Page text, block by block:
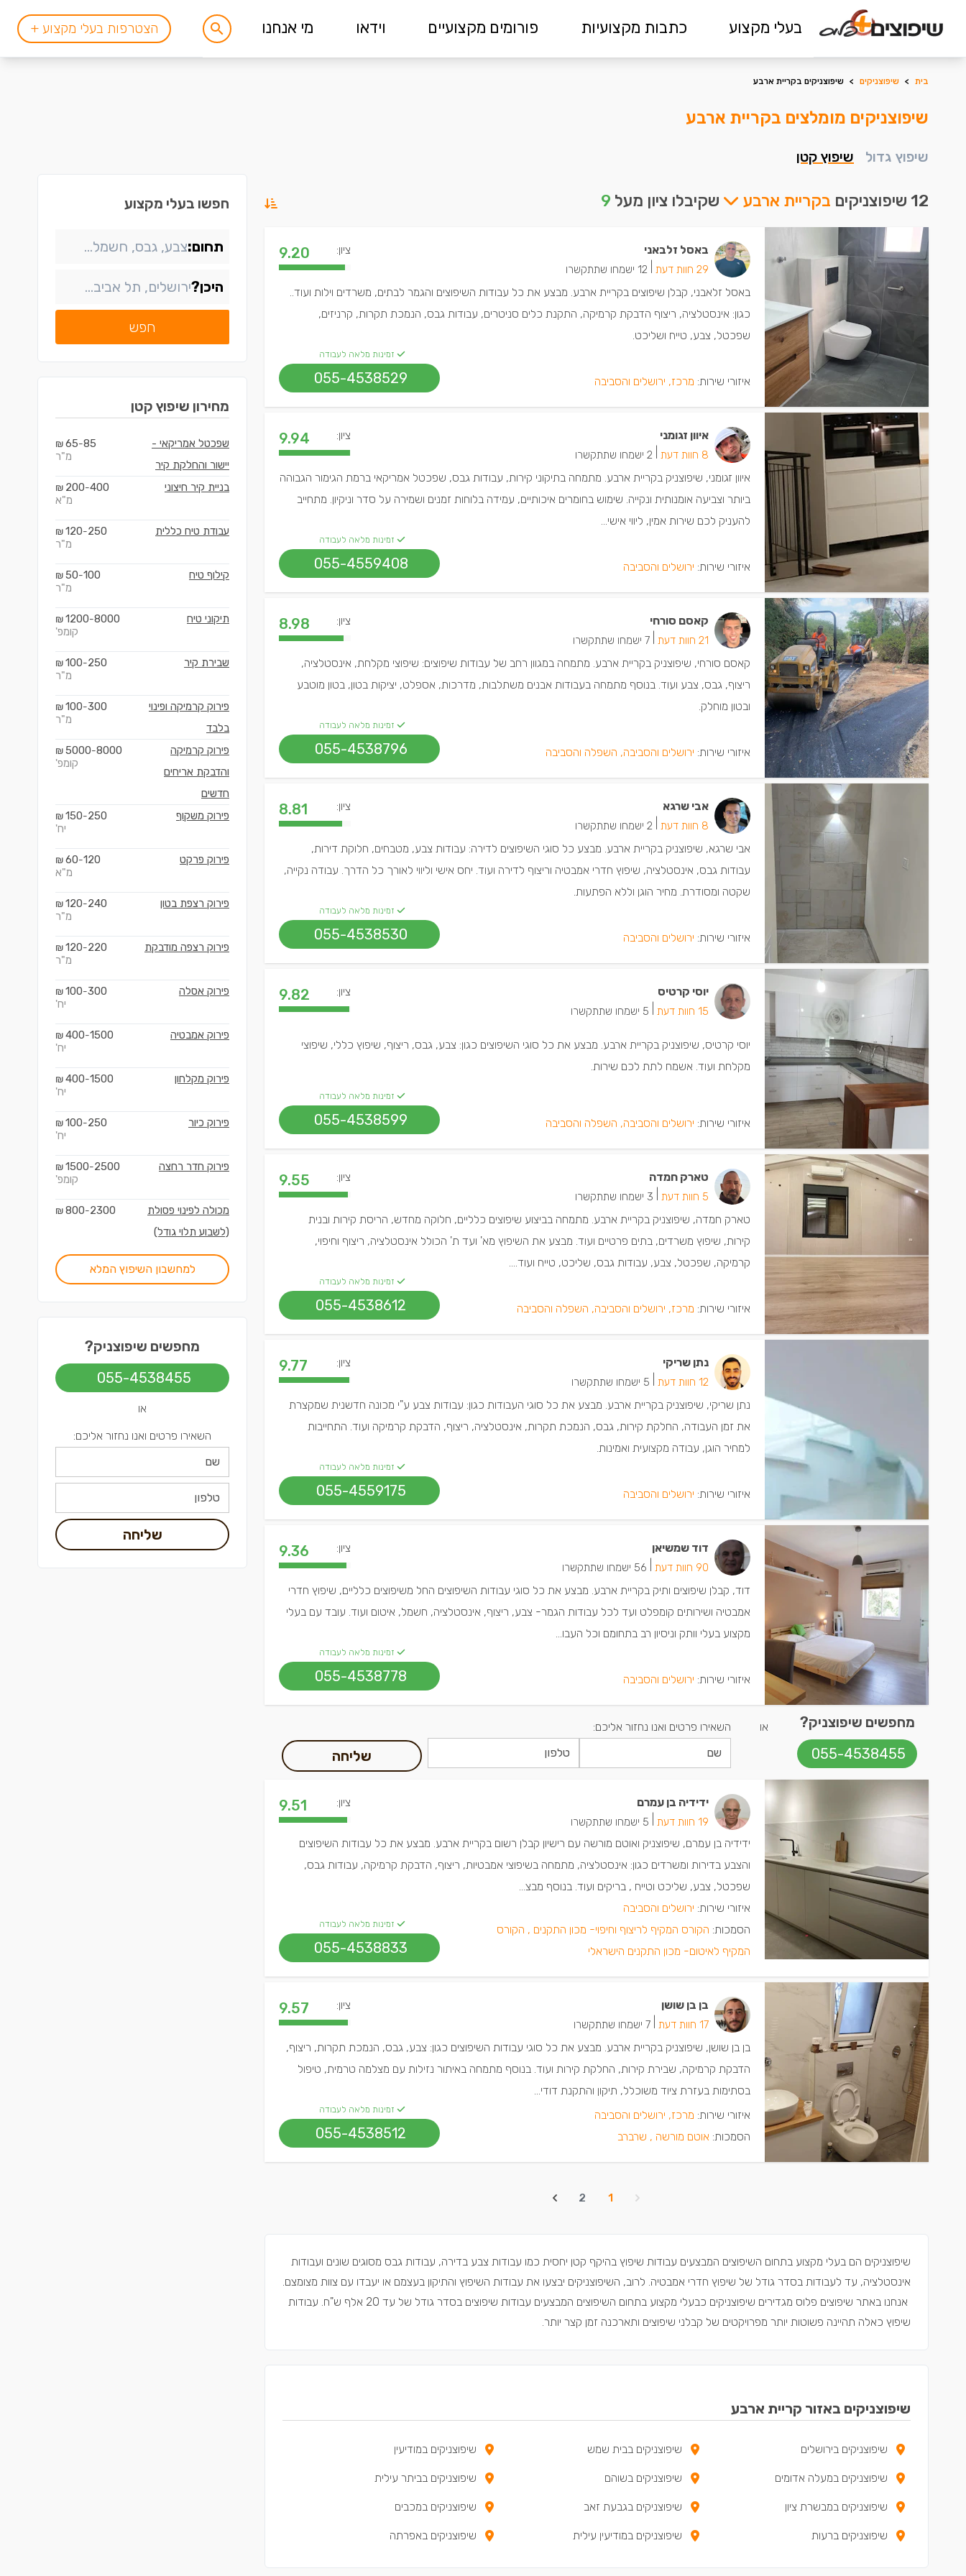
בעלי מקצוע כתבות מקצועיות פורומים מקצועיים וידאו מי אנחנו הצטרפות בעלי מקצוע +
בית > שיפוצניקים > שיפוצניקים בקריית ארבע
שיפוצניקים מומלצים בקריית ארבע
שיפוץ גדול שיפוץ קטן
12 שיפוצניקים בקריית ארבע שקיבלו ציון מעל 9
באסל זלבאני
29 חוות דעת 12 ישמחו שתתקשרו
ציון: 9.20
באסל זלאבני, קבלן שיפוצים בקריית ארבע. מבצע את כל עבודות השיפוצים והגמר לבתים, משרדים וילות ועוד..
כגון: אינסטלציה, ריצוף הדבקת קרמיקה, התקנת כלים סניטרים, עבודות גבס, הנמכת תקרות, קרניזים,
שפכטל, צבע, טייח ושליכט.
איזורי שירות: מרכז, ירושלים והסביבה
זמינות מלאה לעבודה
055-4538529
איוון זגומני
8 חוות דעת 2 ישמחו שתתקשרו
ציון: 9.94
איוון זגומני, שיפוצניק בקריית ארבע. מתמחה בתיקוני קירות, עבודות גבס, שפכטל אמריקאי ברמת הגימור הגבוהה
ביותר וצביעה אומנותית ונקייה. שימוש בחומרים איכותיים, עמידה בלוחות זמנים ושמירה על סדר וניקיון. מתחייב
להעניק לכם שירות אמין, ליווי אישי...
איזורי שירות: ירושלים והסביבה
זמינות מלאה לעבודה
055-4559408
קאסם סורחי
21 חוות דעת 7 ישמחו שתתקשרו
ציון: 8.98
קאסם סורחי, שיפוצניק בקריית ארבע. מתמחה במגוון רחב של עבודות שיפוצים: שיפוצי מקלחת, אינסטלציה,
ריצוף, גבס, צבע ועוד. בנוסף מתמחה בעבודות אבנים משתלבות, מדרכות, אספלט, יציקות בטון, בטון מוטבע
ובטון מוחלק.
איזורי שירות: ירושלים והסביבה, השפלה והסביבה
זמינות מלאה לעבודה
055-4538796
אבי שרגא
8 חוות דעת 2 ישמחו שתתקשרו
ציון: 8.81
אבי שרגא, שיפוצניק בקריית ארבע. מבצע כל סוגי השיפוצים לדירה: עבודות צבע, מטבחים, חלוקת דירות,
עבודות גבס, אינסטלציה, שיפוץ חדרי אמבטיה וריצוף לדירה ועוד. יחס אישי וליווי לאורך כל הדרך. עבודה נקייה,
שקטה ומסודרת. מחיר הוגן וללא הפתעות.
איזורי שירות: ירושלים והסביבה
זמינות מלאה לעבודה
055-4538530
יוסי קרטיס
15 חוות דעת 5 ישמחו שתתקשרו
ציון: 9.82
יוסי קרטיס, שיפוצניק בקריית ארבע. מבצע את כל סוגי השיפוצים כגון: צבע, גבס, ריצוף, שיפוץ כללי, שיפוצי
מקלחת ועוד. אשמח לתת לכם שירות.
איזורי שירות: ירושלים והסביבה, השפלה והסביבה
זמינות מלאה לעבודה
055-4538599
טארק חמדה
5 חוות דעת 3 ישמחו שתתקשרו
ציון: 9.55
טארק חמדה, שיפוצניק בקריית ארבע. מתמחה בביצוע שיפוצים כלליים, חלוקה מחדש, הריסת קירות ובנית
קירות, שיפוץ משרדים, בתים פרטיים ועוד. מבצע את השיפוץ מא' ועד ת' הכולל אינסטלציה, ריצוף וחיפוי,
קרמיקה, שפכטל, צבע, עבודות גבס, שליכט, טייח ועוד....
איזורי שירות: מרכז, ירושלים והסביבה, השפלה והסביבה
זמינות מלאה לעבודה
055-4538612
נתן שריקי
12 חוות דעת 5 ישמחו שתתקשרו
ציון: 9.77
נתן שריקי, שיפוצניק בקריית ארבע. מבצע את כל סוגי העבודות כגון: עבודות צבע ע"י מכונה חדשנית שמקצרת
את זמן העבודה, החלקת קירות, גבס, הנמכת תקרות, אינסטלציה, ריצוף, הדבקת קרמיקה ועוד. התחייבות
למחיר הוגן, עבודה מקצועית ואמינות.
איזורי שירות: ירושלים והסביבה
זמינות מלאה לעבודה
055-4559175
דוד שמשיאן
90 חוות דעת 56 ישמחו שתתקשרו
ציון: 9.36
דוד, קבלן שיפוצים ותיק בקריית ארבע. מבצע את כל סוגי עבודות השיפוצים החל משיפוצים כלליים, שיפוץ חדרי
אמבטיה ושירותים קומפלט ועד לכל עבודות הגמר- צבע, ריצוף, אינסטלציה, חשמל, איטום ועוד. עובד עם בעלי
מקצוע בעלי וותק וניסיון רב בתחומם וכל העבו...
איזורי שירות: ירושלים והסביבה
זמינות מלאה לעבודה
055-4538778
מחפשים שיפוצניק?
055-4538455
או השאירו פרטים ואנו נחזור אליכם:
שליחה
ידידיה בן עמרם
19 חוות דעת 5 ישמחו שתתקשרו
ציון: 9.51
ידידיה בן עמרם, שיפוצניק ואוטם מורשה עם רישיון קבלן רשום בקריית ארבע. מבצע את כל עבודות השיפוצים
והצבע בדירות ומשרדים כגון: אינסטלציה, מתמחה בשיפוצי אמבטיות, ריצוף, הדבקת קרמיקה, עבודות גבס,
שפכטל, צבע, שליכט וטייח , בריקים ועוד. בנוסף מבצ...
איזורי שירות: ירושלים והסביבה
הסמכות: הקורס המקיף לריצוף וחיפוי- מכון התקנים , הקורס
המקיף לאיטום- מכון התקנים הישראלי
זמינות מלאה לעבודה
055-4538833
בן בן שושן
17 חוות דעת 7 ישמחו שתתקשרו
ציון: 9.57
בן בן שושן, שיפוצניק בקריית ארבע. מבצע את כל סוגי עבודות השיפוצים כגון: צבע, גבס, הנמכת תקרות, ריצוף,
הדבקת קרמיקה, שבירת קירות, החלקת קירות ועוד. בנוסף מתמחה באיתור נזילות עם מצלמה טרמית, טיפול
בסתימות בעזרת ציוד משוכלל, תיקון והתקנת דודי...
איזורי שירות: מרכז, ירושלים והסביבה
הסמכות: אוטם מורשה , שרברב
זמינות מלאה לעבודה
055-4538512
1
2
שיפוצניקים הם בעלי מקצוע בתחום השיפוצים המבצעים עבודות שיפוץ בהיקף קטן יחסית כמו עבודות צבע בדירה, עבודות גבס מסוגים שונים ועבודות
אינסטלציה, עד לעבודות בסדר גודל של שיפוץ חדרי אמבטיה. לרוב, השיפוצניקים יבצעו את עבודות השיפוץ והתיקון בעצמם או יעבדו עם צוות מצומצם.
אנחנו באתר שיפוצים פלוס מגדירים שיפוצניקים כבעלי מקצוע בתחום השיפוצים המבצעים עבודות שיפוצים בסדר גודל של עד 20 אלף ש"ח. עבודות
שיפוץ כאלה תהיינה פשוטות יותר מפרויקטים של קבלני שיפוצים ותארכנה זמן קצר יותר.
שיפוצניקים באזור קריית ארבע
שיפוצניקים בירושלים שיפוצניקים בבית שמש שיפוצניקים במודיעין
שיפוצניקים במעלה אדומים שיפוצניקים בשוהם שיפוצניקים בביתר עילית
שיפוצניקים במבשרת ציון שיפוצניקים בגבעת זאב שיפוצניקים במכבים
שיפוצניקים ברעות שיפוצניקים במודיעין עילית שיפוצניקים באפרתה
חפשו בעלי מקצוע
תחום:
היכן?
חפש
מחירון שיפוץ קטן
שפכטל אמריקאי -
יישור והחלקת קיר
65-85
₪
מ"ר
בניית קיר חיצוני 200-400
₪
מ"א
עבודת טיח כללית 120-250
₪
מ"ר
קילוף טיח 50-100
₪
מ"ר
תיקוני טיח 1200-8000
₪
קומפ'
שבירת קיר 100-250
₪
מ"ר
פירוק קרמיקה ופינוי
בלבד
100-300
₪
מ"ר
פירוק קרמיקה
והדבקת אריחים
חדשים
5000-8000
₪
קומפ'
פירוק משקוף 150-250
₪
יח'
פירוק פרקט 60-120
₪
מ"א
פירוק רצפת בטון 120-240
₪
מ"ר
פירוק רצפה מודבקת 120-220
₪
מ"ר
פירוק אסלה 100-300
₪
יח'
פירוק אמבטיה 400-1500
₪
יח'
פירוק מקלחון 400-1500
₪
יח'
פירוק כיור 100-250
₪
יח'
פירוק חדר רחצה 1500-2500
₪
קומפ'
מכולה לפינוי פסולת
(לשבוע תלוי גודל)
800-2300
₪
למחשבון השיפוץ המלא
מחפשים שיפוצניק?
055-4538455
או
השאירו פרטים ואנו נחזור אליכם:
שליחה